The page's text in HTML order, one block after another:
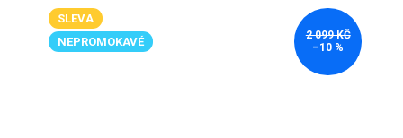
SLEVA
NEPROMOKAVÉ
2 099 KČ
–10 %